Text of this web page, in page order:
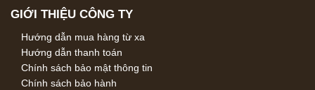
GIỚI THIỆU CÔNG TY
Hướng dẫn mua hàng từ xa
Hướng dẫn thanh toán
Chính sách bảo mật thông tin
Chính sách bảo hành